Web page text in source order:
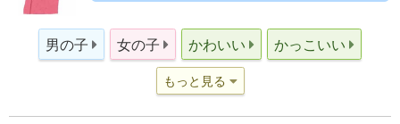
男の子 女の子 かわいい かっこいい
もっと見る